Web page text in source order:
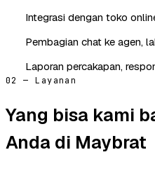
Integrasi dengan toko
Pembagian chat ke agen,
Laporan percakapan,
02 — Layanan
Yang bisa kami
Anda di Maybrat